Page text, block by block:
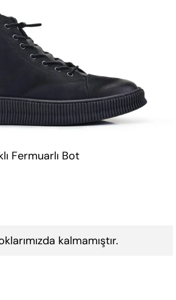
Fermuarlı Bot
kalmamıştır.